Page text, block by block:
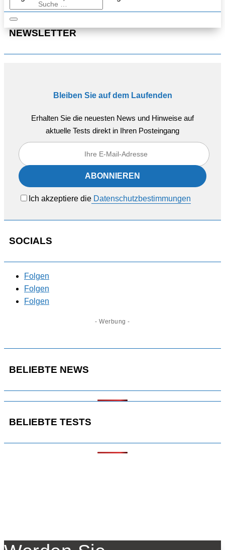
NEWSLETTER
Bleiben Sie auf dem Laufenden
Erhalten Sie die neuesten News und Hinweise auf
aktuelle Tests direkt in Ihren Posteingang
Ich akzeptiere die Datenschutzbestimmungen
SOCIALS
Folgen
Folgen
Folgen
- Werbung -
BELIEBTE NEWS
BELIEBTE TESTS